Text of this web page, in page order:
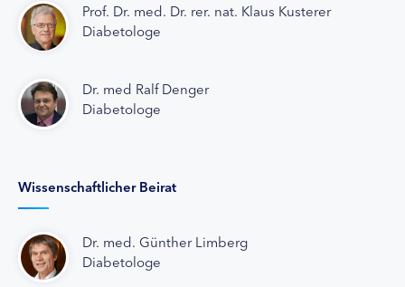
Prof. Dr. med. Dr. rer. nat. Klaus Kusterer
Diabetologe
Dr. med Ralf Denger
Diabetologe
Wissenschaftlicher Beirat
Dr. med. Günther Limberg
Diabetologe